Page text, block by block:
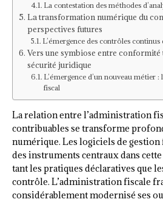
La contestation des méthodes
La transformation numérique du
perspectives futures
L’émergence des contrôles continus
Vers une symbiose entre
sécurité juridique
L’émergence d’un nouveau métier
fiscal
La relation entre l’administration
contribuables se transforme
numérique. Les logiciels de gestion
des instruments centraux dans
tant les pratiques déclaratives que
contrôle. L’administration fiscale
considérablement modernisé ses